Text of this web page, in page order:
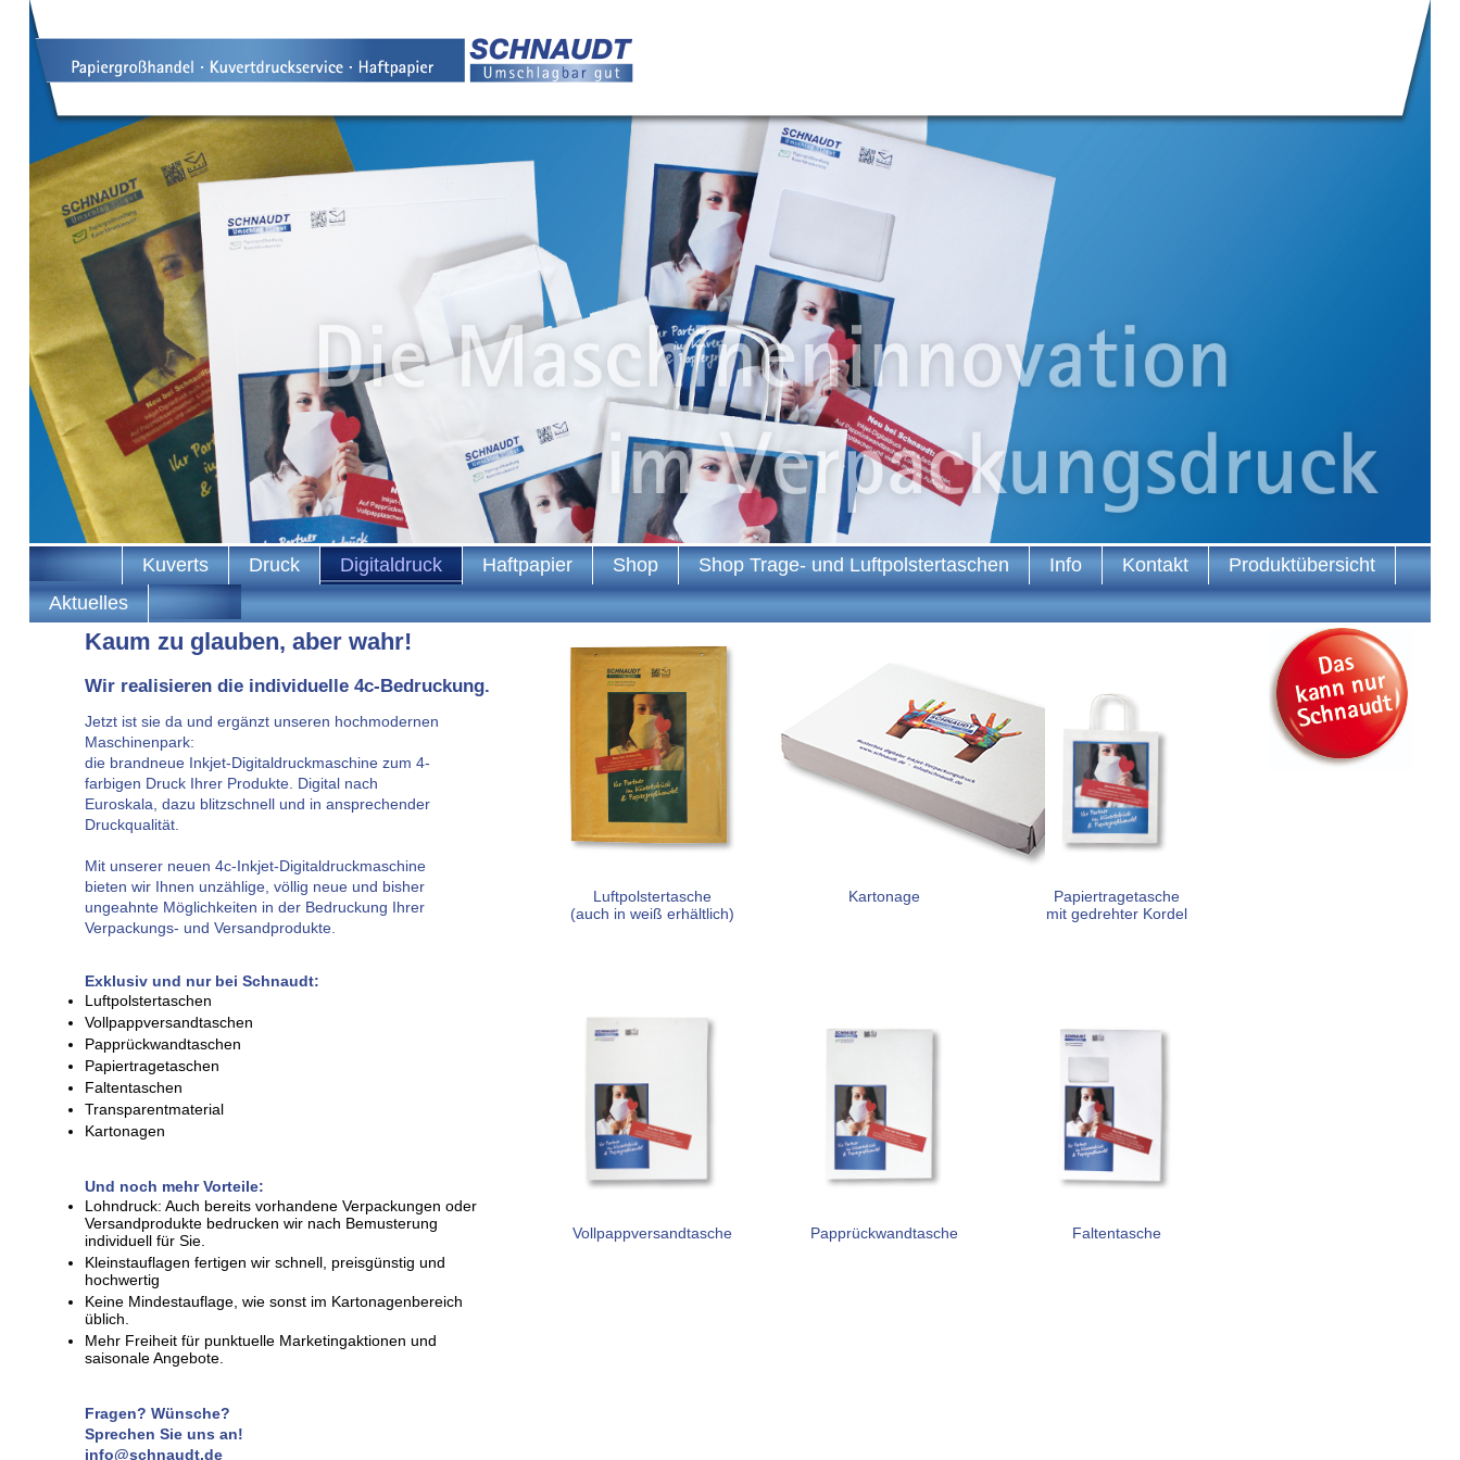
Kuverts Druck Digitaldruck Haftpapier Shop Shop Trage- und Luftpolstertaschen Info Kontakt
Produktübersicht
Aktuelles
Kaum zu glauben, aber wahr!
Wir realisieren die individuelle 4c-Bedruckung.
Jetzt ist sie da und ergänzt unseren hochmodernen
Maschinenpark:
die brandneue Inkjet-Digitaldruckmaschine zum 4-
farbigen Druck Ihrer Produkte. Digital nach
Euroskala, dazu blitzschnell und in ansprechender
Druckqualität.
Mit unserer neuen 4c-Inkjet-Digitaldruckmaschine
bieten wir Ihnen unzählige, völlig neue und bisher
ungeahnte Möglichkeiten in der Bedruckung Ihrer
Verpackungs- und Versandprodukte.
Exklusiv und nur bei Schnaudt:
Luftpolstertaschen
Vollpappversandtaschen
Papprückwandtaschen
Papiertragetaschen
Faltentaschen
Transparentmaterial
Kartonagen
Und noch mehr Vorteile:
Lohndruck: Auch bereits vorhandene Verpackungen oder
Versandprodukte bedrucken wir nach Bemusterung
individuell für Sie.
Kleinstauflagen fertigen wir schnell, preisgünstig und
hochwertig
Keine Mindestauflage, wie sonst im Kartonagenbereich
üblich.
Mehr Freiheit für punktuelle Marketingaktionen und
saisonale Angebote.
Fragen? Wünsche?
Sprechen Sie uns an!
info@schnaudt.de
Luftpolstertasche
(auch in weiß erhältlich)
Kartonage
Papiertragetasche
mit gedrehter Kordel
Vollpappversandtasche Papprückwandtasche Faltentasche